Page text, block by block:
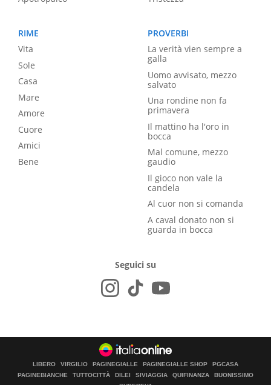
RIME
Vita
Sole
Casa
Mare
Amore
Cuore
Amici
Bene
PROVERBI
La verità vien sempre a
galla
Uomo avvisato, mezzo
salvato
Una rondine non fa
primavera
Il mattino ha l'oro in
bocca
Mal comune, mezzo
gaudio
Il gioco non vale la
candela
Al cuor non si comanda
A caval donato non si
guarda in bocca
Seguici su
LIBERO VIRGILIO PAGINEGIALLE PAGINEGIALLE SHOP
PGCASA
PAGINEBIANCHE
TUTTOCITTÀ DILEI SIVIAGGIA QUIFINANZA
BUONISSIMO